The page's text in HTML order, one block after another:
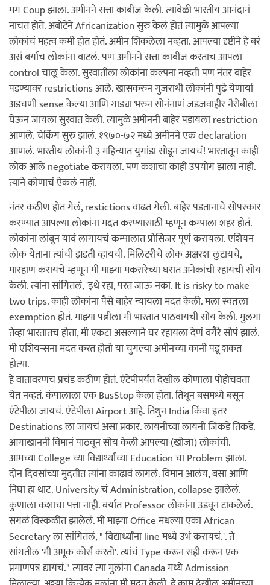
मग Coup झाला. अमीनने सत्ता काबीज केली. त्यावेळी भारतीय आनंदानं
नाचत होते. अबोटेने Africanization सुरु केलं होतं त्यामुळे आपल्या
लोकांचं महत्व कमी होत होतं. अमीन शिकलेला नव्हता. आपल्या दृष्टीने हे बरं
असं बर्याच लोकांना वाटलं. पण अमीनने सत्ता काबीज करताच आपला
control चालू केला. सुरवातीला लोकांना कल्पना नव्हती पण नंतर बाहेर
पडण्यावर restrictions आले. खासकरुन गुजराथी लोकांनी पुढे येणार्या
अडचणी sense केल्या आणि गाड्या भरुन सोनंनाणं जडजवाहीर नैरोबीला
घेऊन जायला सुरवात केली. त्यामुळे अमीननी बाहेर पडायला restriction
आणले. चेकिंग सुरु झालं. १९७०-७२ मध्ये अमीनने एक declaration
आणलं. भारतीय लोकांनी ३ महिन्यात युगांडा सोडून जायचं! भारतातून काही
लोक आले negotiate करायला. पण कशाचा काही उपयोग झाला नाही.
त्याने कोणाचं ऐकलं नाही.
नंतर कठीण होत गेलं, restictions वाढत गेली. बाहेर पडतानाचे सोपस्कार
करण्यात आपल्या लोकांना मदत करण्यासाठी म्हणून कम्पाला शहर होतं.
लोकांना लांबून यावं लागायचं कम्पालात प्रोसिजर पूर्ण करायला. एशियन
लोक येताना त्यांची झडती व्हायची. मिलिटरीचे लोक अक्षरशः लुटायचे,
मारहाण करायचे म्हणून मी माझ्या मकरारेच्या घरात अनेकांची रहायची सोय
केली. त्यांना सांगितलं, 'इथे रहा, परत जाऊ नका. It is risky to make
two trips. काही लोकांना पैसे बाहेर न्यायला मदत केली. मला स्वतःला
exemption होतं. माझ्या पत्नीला मी भारतात पाठवायची सोय केली. मुलगा
तेव्हा भारतातच होता, मी एकटा असल्याने घर रहायला देणं वगैरे सोपं झालं.
मी एशियन्सना मदत करत होतो या चुगल्या अमीनच्या कानी पडू शकत
होत्या.
हे वातावरणच प्रचंड कठीण होतं. एंटेपीपर्यंत देखील कोणाला पोहोचवता
येत नव्हतं. कंपालाला एक BusStop केला होता. तिथून बसमध्ये बसून
एंटेपीला जायचं. एंटेपीला Airport आहे. तिथुन India किंवा इतर
Destinations ला जायचं असा प्रकार. लायनीच्या लायनी जिकडे तिकडे.
आगाखाननी विमानं पाठवून सोय केली आपल्या (खोजा) लोकांची.
आमच्या College च्या विद्यार्थ्यांच्या Education चा Problem झाला.
दोन दिवसांच्या मुदतीत त्यांना काढावं लागलं. विमान आलंय, बसा आणि
निघा हा थाट. University चं Administration, collapse झालेलं.
कुणाला कशाचा पत्ता नाही. बर्यात Professor लोकांना उडवून टाकलेलं.
सगळं विस्कळीत झालेलं. मी माझ्या Office मधल्या एका African
Secretary ला सांगितलं, " विद्यार्थ्यांना line मध्ये उभं करायचं.'. ते
सांगतील 'मी अमूक कोर्स करतो'. त्यांचं Type करून सही करून एक
प्रमाणपत्र द्यायचं." त्यावर त्या मुलांना Canada मध्ये Admission